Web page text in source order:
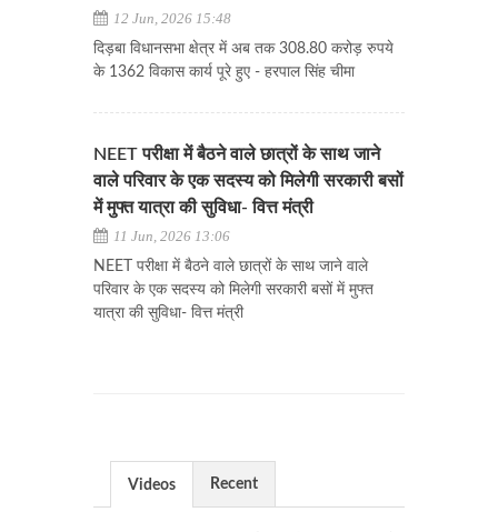
12 Jun, 2026 15:48
दिड़बा विधानसभा क्षेत्र में अब तक 308.80 करोड़ रुपये
के 1362 विकास कार्य पूरे हुए - हरपाल सिंह चीमा
NEET परीक्षा में बैठने वाले छात्रों के साथ जाने
वाले परिवार के एक सदस्य को मिलेगी सरकारी बसों
में मुफ्त यात्रा की सुविधा- वित्त मंत्री
11 Jun, 2026 13:06
NEET परीक्षा में बैठने वाले छात्रों के साथ जाने वाले
परिवार के एक सदस्य को मिलेगी सरकारी बसों में मुफ्त
यात्रा की सुविधा- वित्त मंत्री
Videos Recent